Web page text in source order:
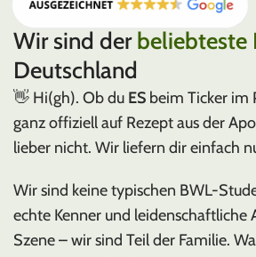
Wir sind derbeliebteste
Deutschland
👋 Hi(gh). Ob du ES beim Ticker im
ganz offiziell auf Rezept aus der
lieber nicht. Wir liefern dir einfach
Wir sind keine typischen BWL-
echte Kenner und leidenschaftliche
Szene – wir sind Teil der Familie.